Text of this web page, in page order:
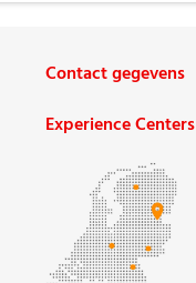
Contact gegevens
Experience Centers